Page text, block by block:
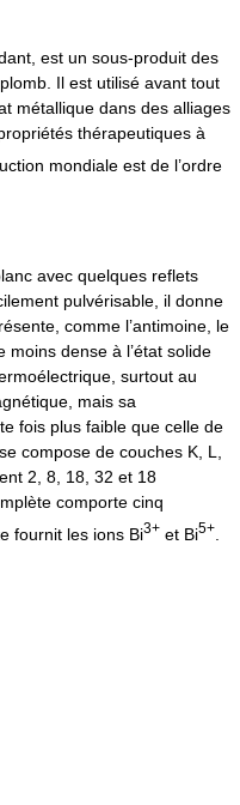
est un sous-produit des
Il est utilisé avant tout
métallique dans des alliages
thérapeutiques à
mondiale est de l’ordre
avec quelques reflets
pulvérisable, il donne
comme l’antimoine, le
moins dense à l’état solide
surtout au
mais sa
fois plus faible que celle de
compose de couches K, L,
2, 8, 18, 32 et 18
comporte cinq
fournit les ions Bi3+ et Bi5+